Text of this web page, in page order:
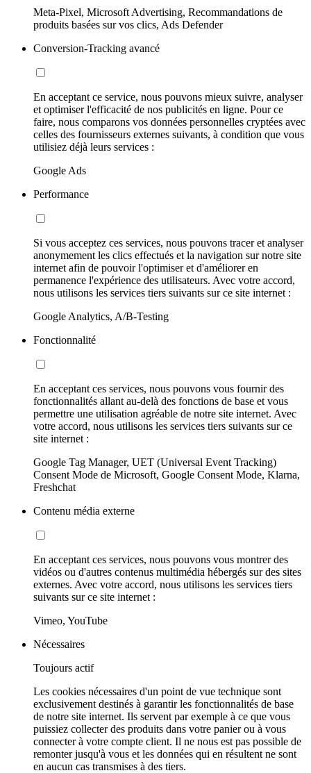
Meta-Pixel, Microsoft Advertising, Recommandations de
produits basées sur vos clics, Ads Defender
Conversion-Tracking avancé
En acceptant ce service, nous pouvons mieux suivre, analyser
et optimiser l'efficacité de nos publicités en ligne. Pour ce
faire, nous comparons vos données personnelles cryptées avec
celles des fournisseurs externes suivants, à condition que vous
utilisiez déjà leurs services :
Google Ads
Performance
Si vous acceptez ces services, nous pouvons tracer et analyser
anonymement les clics effectués et la navigation sur notre site
internet afin de pouvoir l'optimiser et d'améliorer en
permanence l'expérience des utilisateurs. Avec votre accord,
nous utilisons les services tiers suivants sur ce site internet :
Google Analytics, A/B-Testing
Fonctionnalité
En acceptant ces services, nous pouvons vous fournir des
fonctionnalités allant au-delà des fonctions de base et vous
permettre une utilisation agréable de notre site internet. Avec
votre accord, nous utilisons les services tiers suivants sur ce
site internet :
Google Tag Manager, UET (Universal Event Tracking)
Consent Mode de Microsoft, Google Consent Mode, Klarna,
Freshchat
Contenu média externe
En acceptant ces services, nous pouvons vous montrer des
vidéos ou d'autres contenus multimédia hébergés sur des sites
externes. Avec votre accord, nous utilisons les services tiers
suivants sur ce site internet :
Vimeo, YouTube
Nécessaires
Toujours actif
Les cookies nécessaires d'un point de vue technique sont
exclusivement destinés à garantir les fonctionnalités de base
de notre site internet. Ils servent par exemple à ce que vous
puissiez collecter des produits dans votre panier ou à vous
connecter à votre compte client. Il ne nous est pas possible de
remonter jusqu'à vous et les données qui en résultent ne sont
en aucun cas transmises à des tiers.